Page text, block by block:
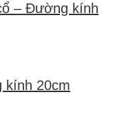
– Đường kính
kính 20cm